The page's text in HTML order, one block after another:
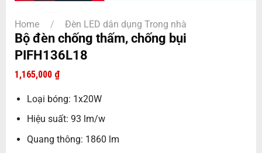
Home / Đèn LED dân dụng Trong nhà
Bộ đèn chống thấm, chống bụi
PIFH136L18
1,165,000 ₫
Loại bóng: 1x20W
Hiệu suất: 93 lm/w
Quang thông: 1860 lm